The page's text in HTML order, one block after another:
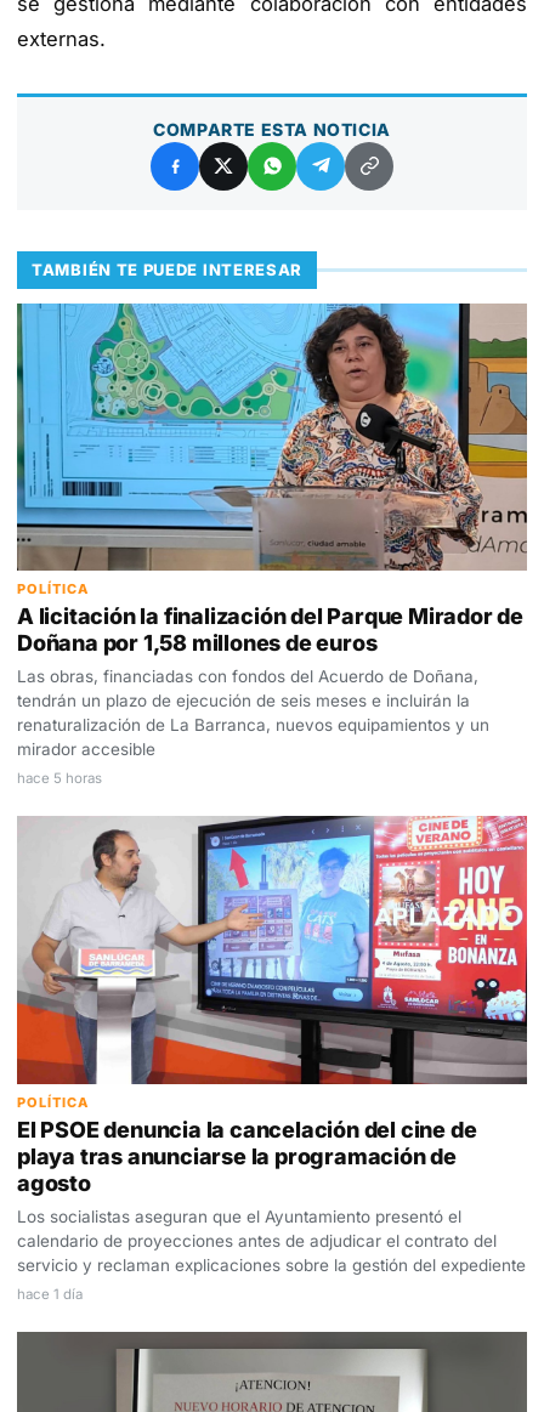
externas.
COMPARTE ESTA NOTICIA
TAMBIÉN TE PUEDE INTERESAR
POLÍTICA
A licitación la finalización del Parque Mirador de
Doñana por 1,58 millones de euros
Las obras, financiadas con fondos del Acuerdo de Doñana,
tendrán un plazo de ejecución de seis meses e incluirán la
renaturalización de La Barranca, nuevos equipamientos y un
mirador accesible
hace 5 horas
POLÍTICA
El PSOE denuncia la cancelación del cine de
playa tras anunciarse la programación de
agosto
Los socialistas aseguran que el Ayuntamiento presentó el
calendario de proyecciones antes de adjudicar el contrato del
servicio y reclaman explicaciones sobre la gestión del expediente
hace 1 día